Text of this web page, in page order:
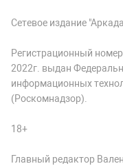
Сетевое издание
Регистрационный
2022г. выдан
информационных
(Роскомнадзор).
18+
Главный редактор